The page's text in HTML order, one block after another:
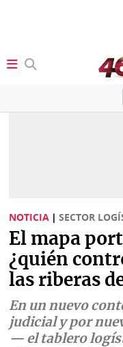
Sociedad
Judiciales
Política
Economía
Mundo
K
NOTICIA | SECTOR
El mapa
¿quién
las riberas
En un nuevo
judicial y por
— el tablero